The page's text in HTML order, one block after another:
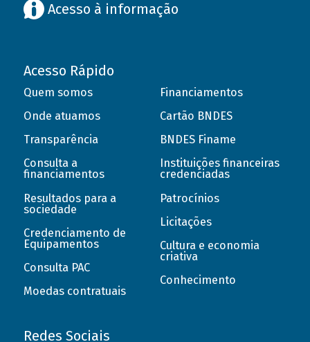
Acesso à informação
Acesso Rápido
Quem somos
Onde atuamos
Transparência
Consulta a
financiamentos
Resultados para a
sociedade
Credenciamento de
Equipamentos
Consulta PAC
Moedas contratuais
Financiamentos
Cartão BNDES
BNDES Finame
Instituições financeiras
credenciadas
Patrocínios
Licitações
Cultura e economia
criativa
Conhecimento
Redes Sociais